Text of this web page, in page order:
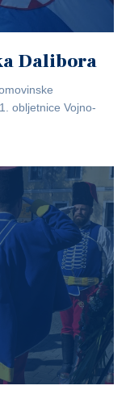
Dalibora
obljetnice Vojno-